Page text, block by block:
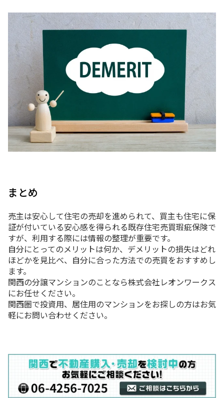
まとめ
売主は安心して住宅の売却を進められて、買主も住宅に保
証が付いている安心感を得られる既存住宅売買瑕疵保険で
すが、利用する際には情報の整理が重要です。
自分にとってのメリットは何か、デメリットの損失はどれ
ほどかを見比べ、自分に合った方法での売買をおすすめし
ます。
関西の分譲マンションのことなら株式会社レオンワークス
にお任せください。
関西圏で投資用、居住用のマンションをお探しの方はお気
軽にお問い合わせください。